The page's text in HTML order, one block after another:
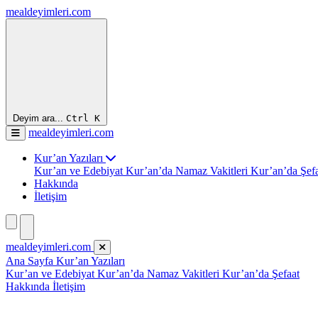
mealdeyimleri.com
Deyim ara... Ctrl K
mealdeyimleri.com
Kur’an Yazıları
Kur’an ve Edebiyat Kur’an’da Namaz Vakitleri Kur’an’da
Hakkında
İletişim
mealdeyimleri.com
Ana Sayfa Kur’an Yazıları
Kur’an ve Edebiyat Kur’an’da Namaz Vakitleri Kur’an’da Şefaat
Hakkında İletişim